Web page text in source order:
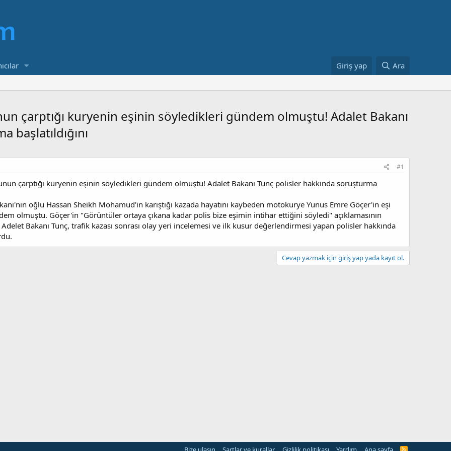
Giriş yap Ara
çarptığı kuryenin eşinin söyledikleri gündem olmuştu! Adalet Bakanı
başlatıldığını
#1
çarptığı kuryenin eşinin söyledikleri gündem olmuştu! Adalet Bakanı Tunç polisler hakkında soruşturma
oğlu Hassan Sheikh Mohamud'in karıştığı kazada hayatını kaybeden motokurye Yunus Emre Göçer'in eşi
olmuştu. Göçer'in "Görüntüler ortaya çıkana kadar polis bize eşimin intihar ettiğini söyledi" açıklamasının
Bakanı Tunç, trafik kazası sonrası olay yeri incelemesi ve ilk kusur değerlendirmesi yapan polisler hakkında
Cevap yazmak için giriş yap yada kayıt ol.
R